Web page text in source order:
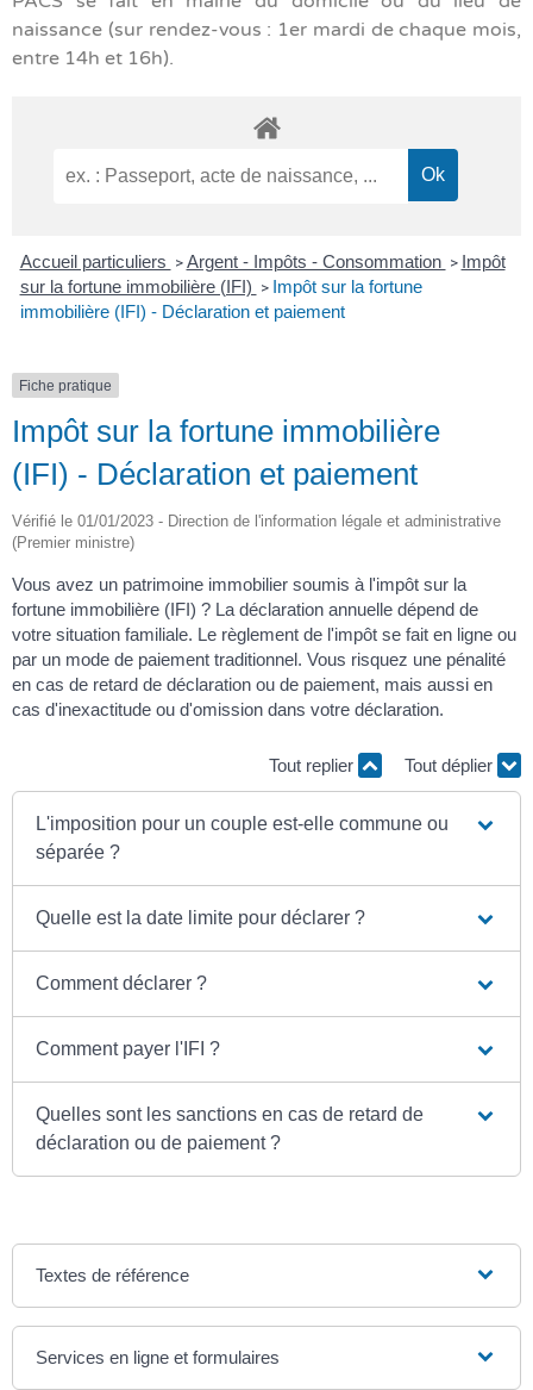
naissance (sur rendez-vous : 1er mardi de chaque mois,
entre 14h et 16h).
Accueil particuliers > Argent - Impôts - Consommation > Impôt
sur la fortune immobilière (IFI) > Impôt sur la fortune
immobilière (IFI) - Déclaration et paiement
Fiche pratique
Impôt sur la fortune immobilière
(IFI) - Déclaration et paiement
Vérifié le 01/01/2023 - Direction de l'information légale et administrative
(Premier ministre)
Vous avez un patrimoine immobilier soumis à l'impôt sur la
fortune immobilière (IFI) ? La déclaration annuelle dépend de
votre situation familiale. Le règlement de l'impôt se fait en ligne ou
par un mode de paiement traditionnel. Vous risquez une pénalité
en cas de retard de déclaration ou de paiement, mais aussi en
cas d'inexactitude ou d'omission dans votre déclaration.
Tout replier Tout déplier
L'imposition pour un couple est-elle commune ou
séparée ?
Quelle est la date limite pour déclarer ?
Comment déclarer ?
Comment payer l'IFI ?
Quelles sont les sanctions en cas de retard de
déclaration ou de paiement ?
Textes de référence
Services en ligne et formulaires